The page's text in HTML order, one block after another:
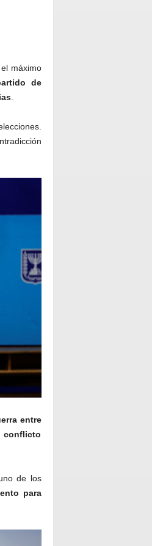
máximo
de
.
entre
conflicto
de los
para